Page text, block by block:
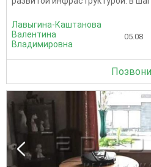
Лавыгина-Каштанова
Валентина
Владимировна
05.08